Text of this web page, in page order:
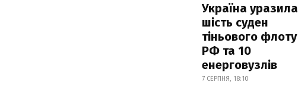
Україна уразила
шість суден
тіньового флоту
РФ та 10
енерговузлів
7 СЕРПНЯ, 18:10